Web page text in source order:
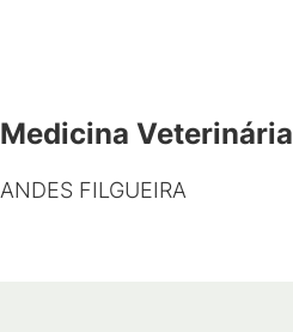
Veterinária
FILGUEIRA